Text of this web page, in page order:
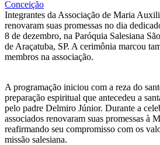
Integrantes da Associação de Maria
renovaram suas promessas no dia
8 de dezembro, na Paróquia Salesiana
de Araçatuba, SP. A cerimônia marcou
membros na associação.
A programação iniciou com a reza do
preparação espiritual que antecedeu a
pelo padre Delmiro Júnior. Durante a
associados renovaram suas promessas à
reafirmando seu compromisso com os
missão salesiana.